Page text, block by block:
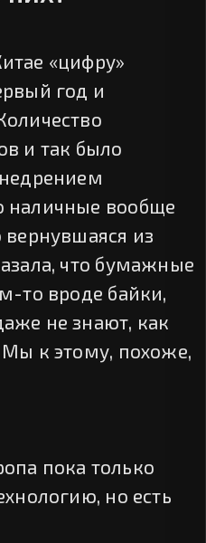
«цифру»
год и
и так было
наличные вообще
вернувшаяся из
что бумажные
то вроде байки,
не знают, как
к этому, похоже,
пока только
но есть